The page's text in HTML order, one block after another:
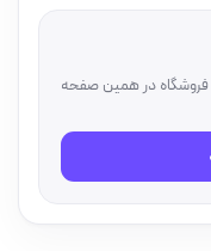
فروشگاه در همین صفحه